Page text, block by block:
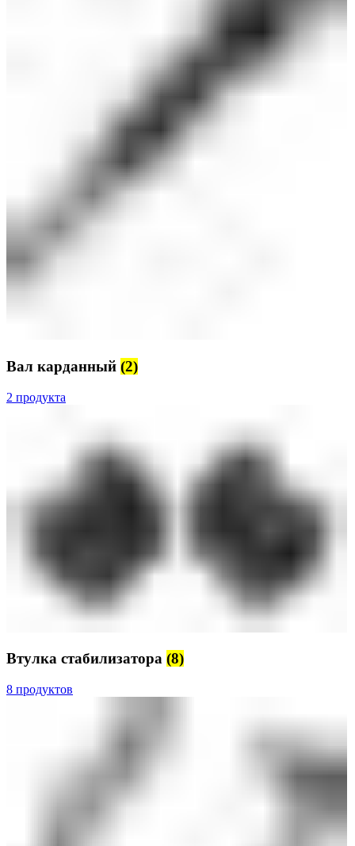
Вал карданный (2)
2 продукта
Втулка стабилизатора (8)
8 продуктов